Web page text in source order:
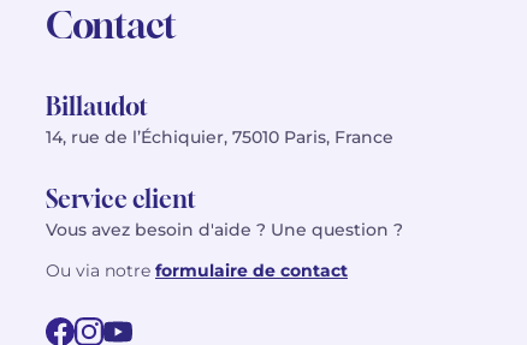
Contact
Billaudot
14, rue de l’Échiquier, 75010 Paris, France
Service client
Vous avez besoin d'aide ? Une question ?
Ou via notre formulaire de contact